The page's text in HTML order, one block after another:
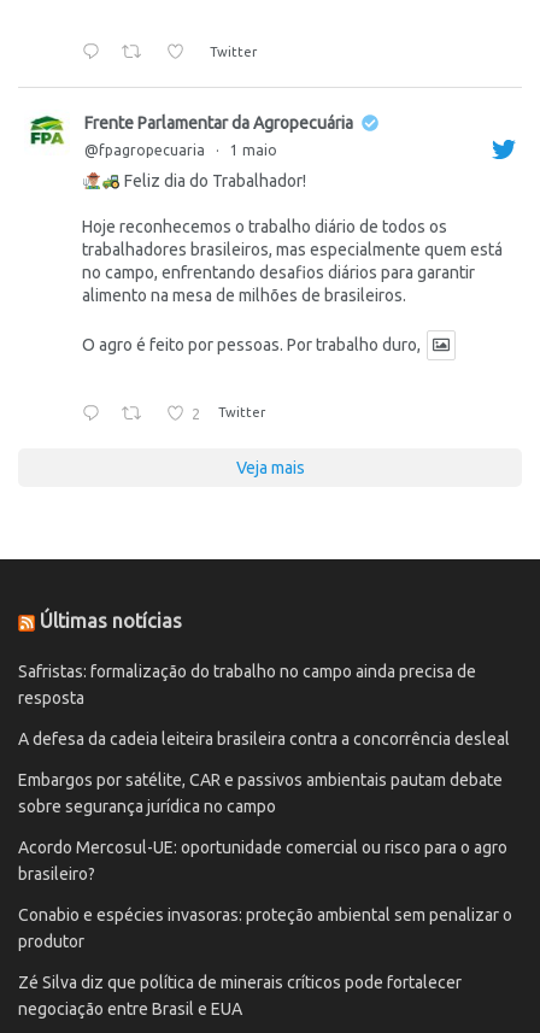
Twitter
Frente Parlamentar da Agropecuária
@fpagropecuaria · 1 maio
Feliz dia do Trabalhador!
Hoje reconhecemos o trabalho diário de todos os
trabalhadores brasileiros, mas especialmente quem está
no campo, enfrentando desafios diários para garantir
alimento na mesa de milhões de brasileiros.
O agro é feito por pessoas. Por trabalho duro,
2 Twitter
Veja mais
Últimas notícias
Safristas: formalização do trabalho no campo ainda precisa de
resposta
A defesa da cadeia leiteira brasileira contra a concorrência desleal
Embargos por satélite, CAR e passivos ambientais pautam debate
sobre segurança jurídica no campo
Acordo Mercosul-UE: oportunidade comercial ou risco para o agro
brasileiro?
Conabio e espécies invasoras: proteção ambiental sem penalizar o
produtor
Zé Silva diz que política de minerais críticos pode fortalecer
negociação entre Brasil e EUA